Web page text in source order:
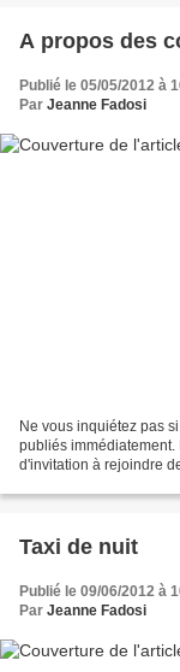
A propos des
Publié le 05/05/2012 à
Par Jeanne Fadosi
Ne vous inquiétez pas
publiés
d'invitation à rejoindre
Taxi de nuit
Publié le 09/06/2012 à
Par Jeanne Fadosi